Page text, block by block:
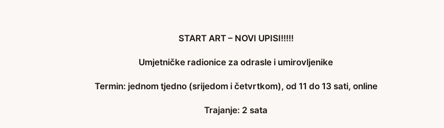
START ART – NOVI UPISI!!!!!
Umjetničke radionice za odrasle i umirovljenike
Termin: jednom tjedno (srijedom i četvrtkom), od 11 do 13 sati, online
Trajanje: 2 sata